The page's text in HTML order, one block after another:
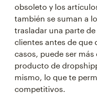
obsoleto y los
también se suman a
trasladar una parte
clientes antes de que
casos, puede ser
producto de
mismo, lo que te
competitivos.